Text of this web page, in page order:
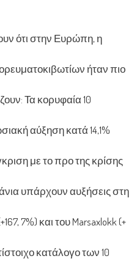
ότι στην Ευρώπη, η
ήταν πιο
Τα κορυφαία 10
αύξηση κατά 14,1%
με το προ της κρίσης
υπάρχουν αυξήσεις στη
7%) και του Marsaxlokk (+
κατάλογο των 10